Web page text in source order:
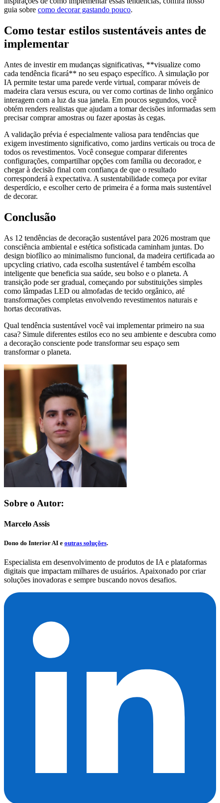
guia sobre como decorar gastando pouco.
Como testar estilos sustentáveis antes de
implementar
Antes de investir em mudanças significativas, **visualize como
cada tendência ficará** no seu espaço específico. A simulação por
IA permite testar uma parede verde virtual, comparar móveis de
madeira clara versus escura, ou ver como cortinas de linho orgânico
interagem com a luz da sua janela. Em poucos segundos, você
obtém renders realistas que ajudam a tomar decisões informadas sem
precisar comprar amostras ou fazer apostas às cegas.
A validação prévia é especialmente valiosa para tendências que
exigem investimento significativo, como jardins verticais ou troca de
todos os revestimentos. Você consegue comparar diferentes
configurações, compartilhar opções com família ou decorador, e
chegar à decisão final com confiança de que o resultado
corresponderá à expectativa. A sustentabilidade começa por evitar
desperdício, e escolher certo de primeira é a forma mais sustentável
de decorar.
Conclusão
As 12 tendências de decoração sustentável para 2026 mostram que
consciência ambiental e estética sofisticada caminham juntas. Do
design biofílico ao minimalismo funcional, da madeira certificada ao
upcycling criativo, cada escolha sustentável é também escolha
inteligente que beneficia sua saúde, seu bolso e o planeta. A
transição pode ser gradual, começando por substituições simples
como lâmpadas LED ou almofadas de tecido orgânico, até
transformações completas envolvendo revestimentos naturais e
hortas decorativas.
Qual tendência sustentável você vai implementar primeiro na sua
casa? Simule diferentes estilos eco no seu ambiente e descubra como
a decoração consciente pode transformar seu espaço sem
transformar o planeta.
Sobre o Autor:
Marcelo Assis
Dono do Interior AI e outras soluções.
Especialista em desenvolvimento de produtos de IA e plataformas
digitais que impactam milhares de usuários. Apaixonado por criar
soluções inovadoras e sempre buscando novos desafios.